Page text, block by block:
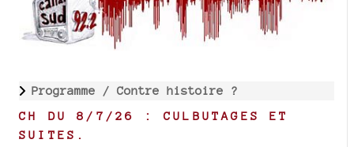
Programme / Contre histoire ?
CH DU 8/7/26 : CULBUTAGES ET
SUITES.